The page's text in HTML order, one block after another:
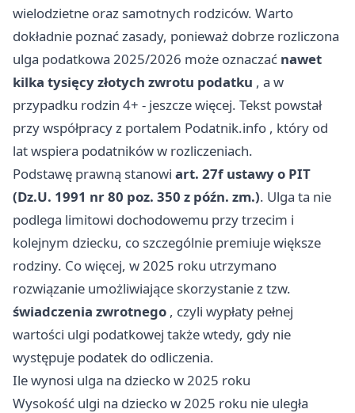
wielodzietne oraz samotnych rodziców. Warto
dokładnie poznać zasady, ponieważ dobrze rozliczona
ulga podatkowa 2025/2026 może oznaczać nawet
kilka tysięcy złotych zwrotu podatku , a w
przypadku rodzin 4+ - jeszcze więcej. Tekst powstał
przy współpracy z portalem Podatnik.info , który od
lat wspiera podatników w rozliczeniach.
Podstawę prawną stanowi art. 27f ustawy o PIT
(Dz.U. 1991 nr 80 poz. 350 z późn. zm.). Ulga ta nie
podlega limitowi dochodowemu przy trzecim i
kolejnym dziecku, co szczególnie premiuje większe
rodziny. Co więcej, w 2025 roku utrzymano
rozwiązanie umożliwiające skorzystanie z tzw.
świadczenia zwrotnego , czyli wypłaty pełnej
wartości ulgi podatkowej także wtedy, gdy nie
występuje podatek do odliczenia.
Ile wynosi ulga na dziecko w 2025 roku
Wysokość ulgi na dziecko w 2025 roku nie uległa